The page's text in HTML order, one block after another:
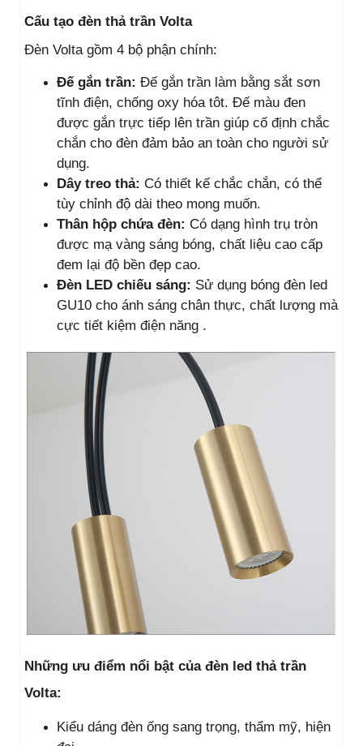
Cấu tạo đèn thả trần Volta
Đèn Volta gồm 4 bộ phận chính:
Đế gắn trần: Đế gắn trần làm bằng sắt sơn
tĩnh điện, chống oxy hóa tôt. Đế màu đen
được gắn trực tiếp lên trần giúp cố định chắc
chắn cho đèn đảm bảo an toàn cho người sử
dụng.
Dây treo thả: Có thiết kế chắc chắn, có thể
tùy chỉnh độ dài theo mong muốn.
Thân hộp chứa đèn: Có dạng hình trụ tròn
được mạ vàng sáng bóng, chất liệu cao cấp
đem lại độ bền đẹp cao.
Đèn LED chiếu sáng: Sử dụng bóng đèn led
GU10 cho ánh sáng chân thực, chất lượng mà
cực tiết kiệm điện năng .
Những ưu điểm nổi bật của đèn led thả trần
Volta:
Kiểu dáng đèn ống sang trọng, thẩm mỹ, hiện